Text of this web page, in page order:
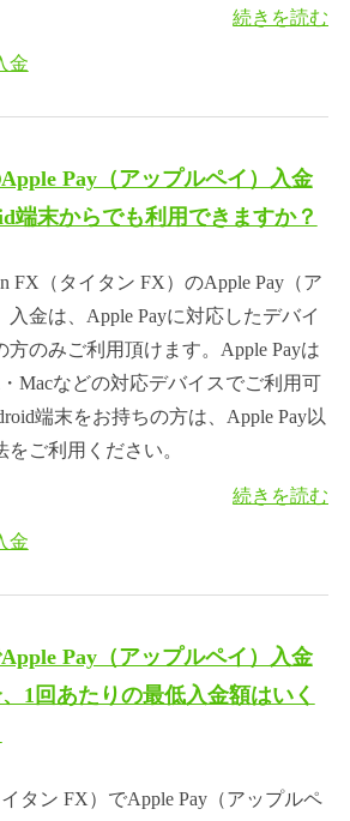
続きを読む
金
Pay（アップルペイ）入金
端末からでも利用できますか？
FX（タイタン FX）のApple Pay（ア
入金は、Apple Payに対応したデバイ
方のみご利用頂けます。Apple Payは
・Macなどの対応デバイスでご利用可
端末をお持ちの方は、Apple Pay以
ご利用ください。
続きを読む
金
Pay（アップルペイ）入金
1回あたりの最低入金額はいく
タン FX）でApple Pay（アップルペ